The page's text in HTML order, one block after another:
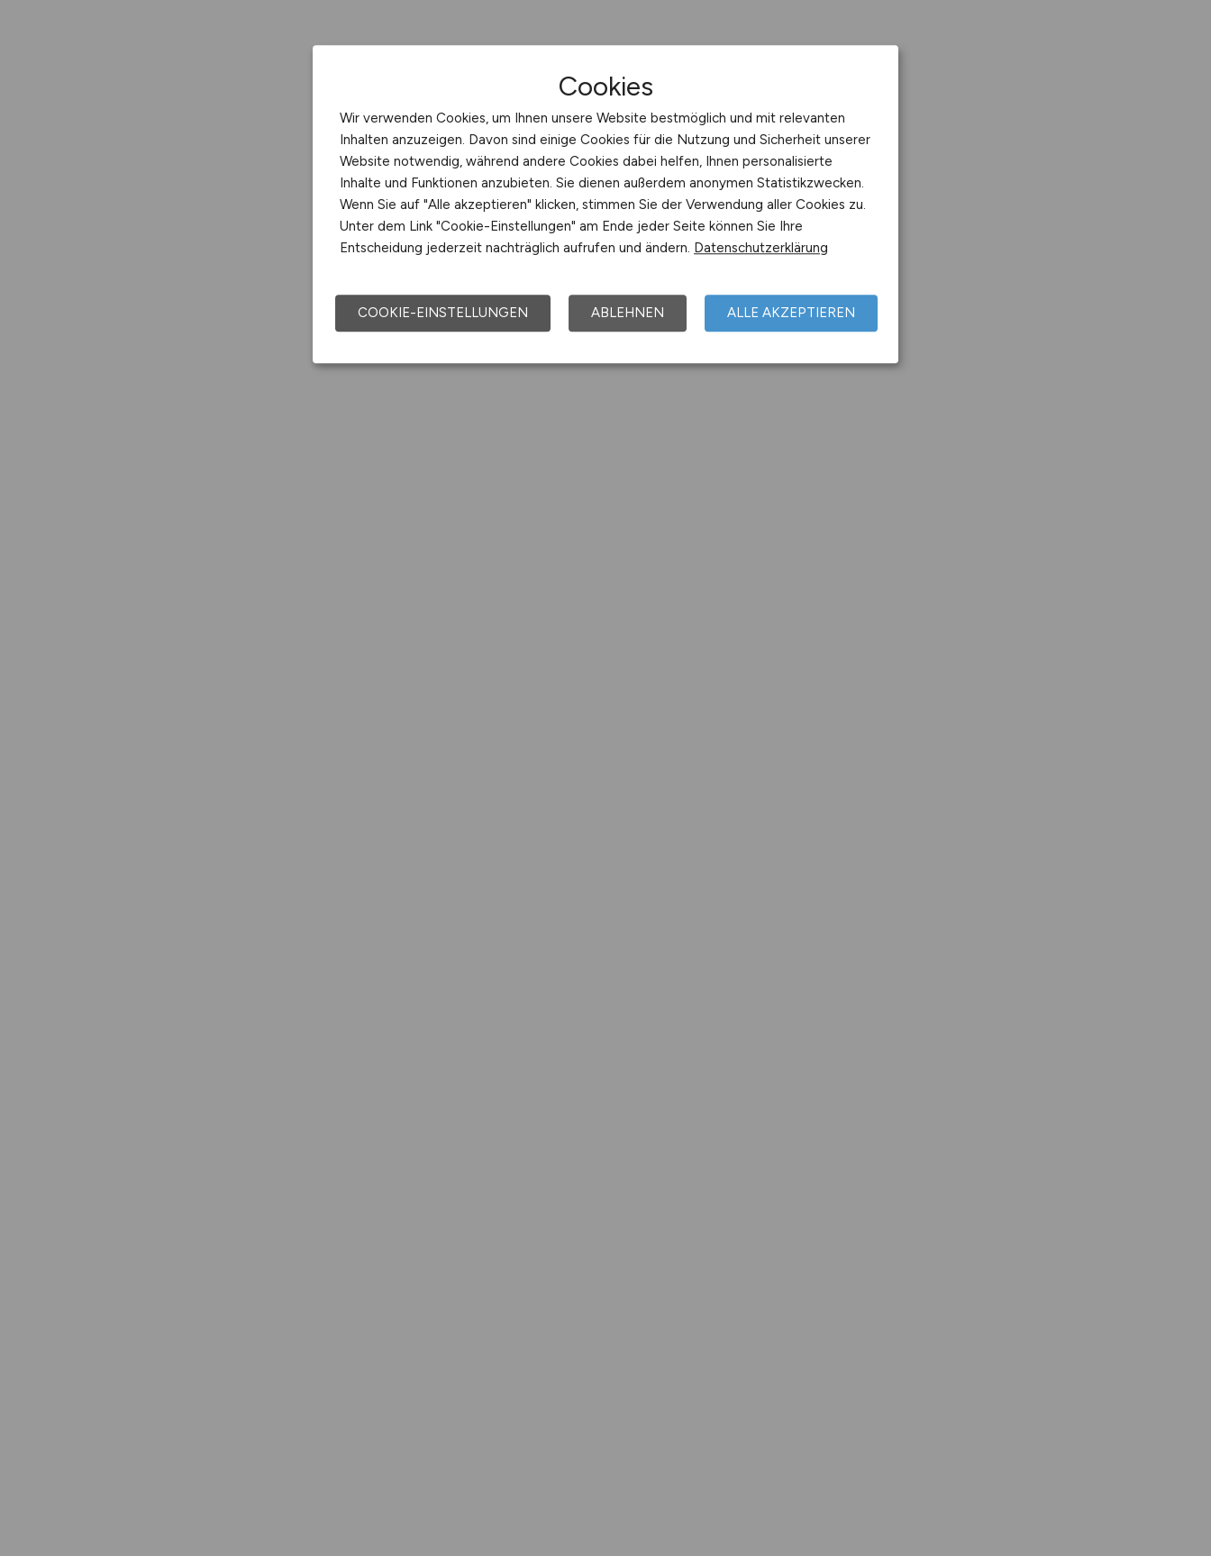
Cookies
Wir verwenden Cookies, um Ihnen unsere Website bestmöglich und mit relevanten
Inhalten anzuzeigen. Davon sind einige Cookies für die Nutzung und Sicherheit unserer
Website notwendig, während andere Cookies dabei helfen, Ihnen personalisierte
Inhalte und Funktionen anzubieten. Sie dienen außerdem anonymen Statistikzwecken.
Wenn Sie auf "Alle akzeptieren" klicken, stimmen Sie der Verwendung aller Cookies zu.
Unter dem Link "Cookie-Einstellungen" am Ende jeder Seite können Sie Ihre
Entscheidung jederzeit nachträglich aufrufen und ändern. Datenschutzerklärung
COOKIE-EINSTELLUNGEN ABLEHNEN ALLE AKZEPTIEREN